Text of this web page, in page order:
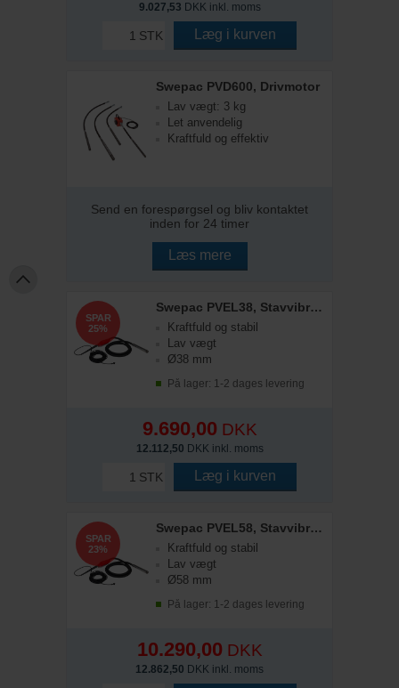
9.027,53 DKK inkl. moms
STK Læg i kurven
Swepac PVD600, Drivmotor
Lav vægt: 3 kg
Let anvendelig
Kraftfuld og effektiv
Send en forespørgsel og bliv kontaktet
inden for 24 timer
Læs mere
Swepac PVEL38, Stavvibrator Ø38 mm - 5 m slange
Kraftfuld og stabil
Lav vægt
Ø38 mm
På lager: 1-2 dages levering
9.690,00 DKK
12.112,50 DKK inkl. moms
STK Læg i kurven
SPAR
25%
Swepac PVEL58, Stavvibrator Ø58 mm - 5 m slange
Kraftfuld og stabil
Lav vægt
Ø58 mm
På lager: 1-2 dages levering
10.290,00 DKK
12.862,50 DKK inkl. moms
SPAR
23%